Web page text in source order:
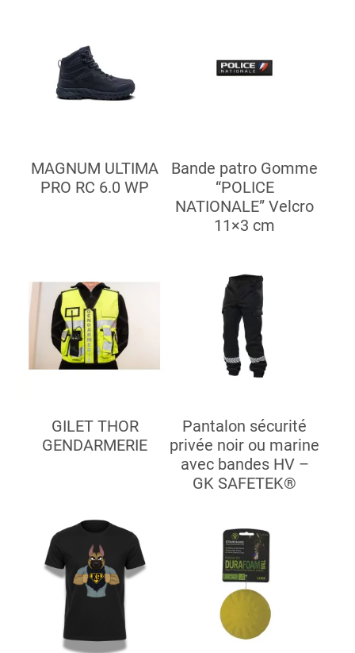
MAGNUM ULTIMA
PRO RC 6.0 WP
Bande patro Gomme
“POLICE
NATIONALE” Velcro
11×3 cm
GILET THOR
GENDARMERIE
Pantalon sécurité
privée noir ou marine
avec bandes HV –
GK SAFETEK®️